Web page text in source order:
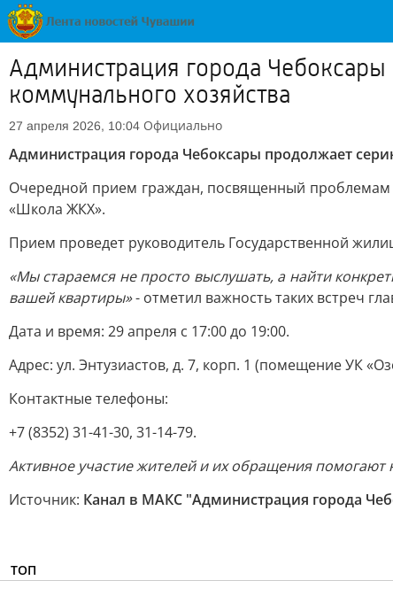
Администрация города
коммунального хозяйства
27 апреля 2026, 10:04 Официально
Администрация города Чебоксары продолжает
Очередной прием граждан, посвященный проблемам
«Школа ЖКХ».
Прием проведет руководитель Государственной
«Мы стараемся не просто выслушать, а найти
вашей квартиры»- отметил важность таких встреч
Дата и время: 29 апреля с 17:00 до 19:00.
Адрес: ул. Энтузиастов, д. 7, корп. 1 (помещение УК
Контактные телефоны:
+7 (8352) 31-41-30, 31-14-79.
Активное участие жителей и их обращения
Источник: Канал в МАКС "Администрация города
ТОП